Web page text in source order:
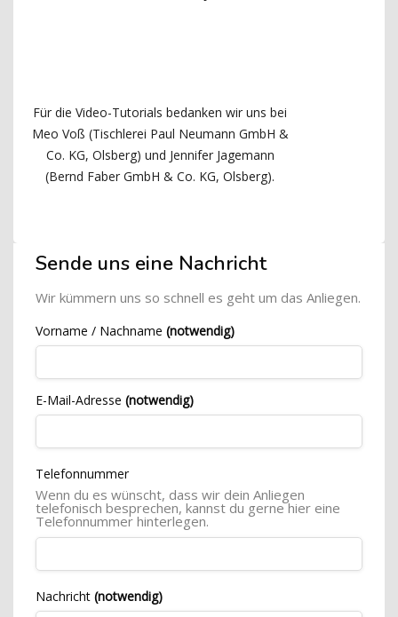
Für die Video-Tutorials bedanken wir uns bei
Meo Voß (Tischlerei Paul Neumann GmbH &
Co. KG, Olsberg) und Jennifer Jagemann
(Bernd Faber GmbH & Co. KG, Olsberg).
Blöcke
[Cocoon] Custom HTML überspringen
Sende uns eine Nachricht
Wir kümmern uns so schnell es geht um das Anliegen.
Vorname / Nachname (notwendig)
E-Mail-Adresse (notwendig)
Telefonnummer
Wenn du es wünscht, dass wir dein Anliegen
telefonisch besprechen, kannst du gerne hier eine
Telefonnummer hinterlegen.
Nachricht (notwendig)